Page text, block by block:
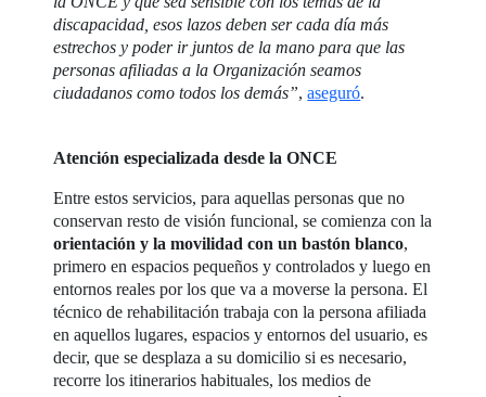
discapacidad, esos lazos deben ser cada día más
estrechos y poder ir juntos de la mano para que las
personas afiliadas a la Organización seamos
ciudadanos como todos los demás”,aseguró.
Atención especializada desde la ONCE
Entre estos servicios, para aquellas personas que no
conservan resto de visión funcional, se comienza con la
orientación y la movilidad con un bastón blanco,
primero en espacios pequeños y controlados y luego en
entornos reales por los que va a moverse la persona. El
técnico de rehabilitación trabaja con la persona afiliada
en aquellos lugares, espacios y entornos del usuario, es
decir, que se desplaza a su domicilio si es necesario,
recorre los itinerarios habituales, los medios de